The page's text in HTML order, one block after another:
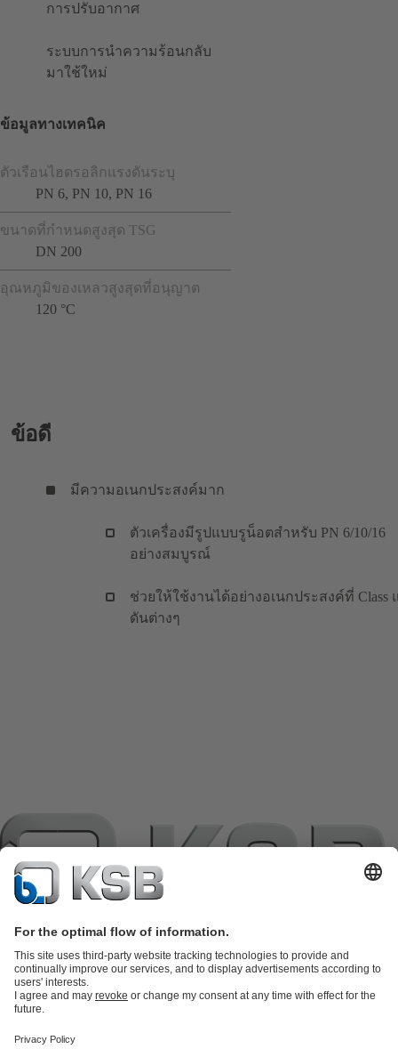
การปรับอากาศ
ระบบการนำความร้อนกลับ
มาใช้ใหม่
ข้อมูลทางเทคนิค
ตัวเรือนไฮดรอลิกแรงดันระบุ
PN 6, PN 10, PN 16
ขนาดที่กำหนดสูงสุด TSG
DN 200
อุณหภูมิของเหลวสูงสุดที่อนุญาต
120 °C
ข้อดี
มีความอเนกประสงค์มาก
ตัวเครื่องมีรูปแบบรูน็อตสำหรับ PN 6/10/16
อย่างสมบูรณ์
ช่วยให้ใช้งานได้อย่างอเนกประสงค์ที่ Class
ดันต่างๆ
แค็ตตาล็อกผลิตภัณฑ์อะไหล่บริการด้านเทคนิคตะกร้าสินค้า
เทคโนโลยีสำหรับงานน้ำเสีย